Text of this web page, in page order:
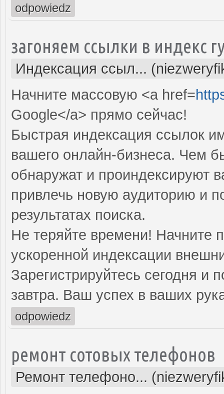
odpowiedz
загоняем ссылки в индекс
Индексация ссыл...
Начните массовую <a href=
Google</a> прямо cейчас!
Быстрая индексация ссылок
вашего онлайн-бизнеса. Чем
обнаружат и проиндексируют
привлечь новую аудиторию и
результатах поиска.
Не теряйте времени! Начните
ускоренной индексации
Зарегистрируйтесь сегодня и
завтра. Ваш успех в ваших
odpowiedz
ремонт сотовых телефонов
Ремонт телефоно...